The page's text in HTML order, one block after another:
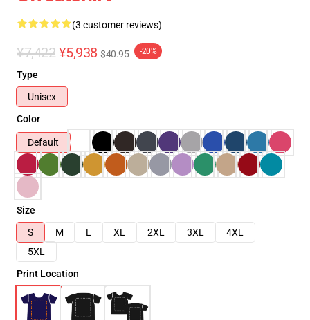
(3 customer reviews)
¥7,422 ¥5,938 $40.95 -20%
Type
Unisex
Color
Default
Size
S
M L XL 2XL 3XL
4XL
5XL
Print Location